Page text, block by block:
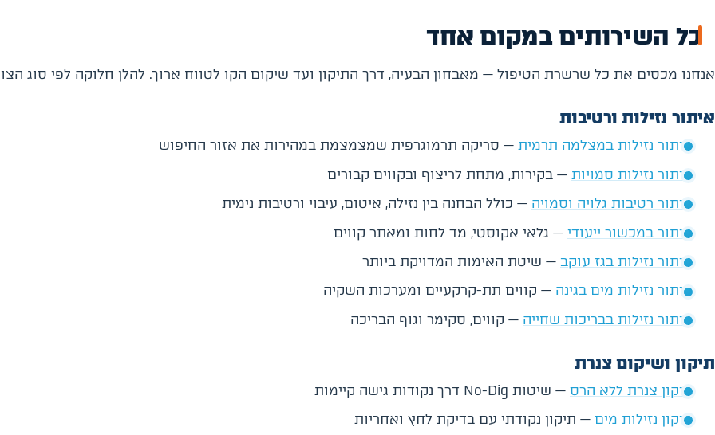
כל השירותים במקום אחד
אנחנו מכסים את כל שרשרת הטיפול — מאבחון הבעיה, דרך התיקון ועד שיקום הקו לטווח ארוך. להלן חלוקה לפי סוג
איתור נזילות ורטיבות
איתור נזילות במצלמה תרמית — סריקה תרמוגרפית שמצמצמת במהירות את אזור החיפוש
איתור נזילות סמויות — בקירות, מתחת לריצוף ובקווים קבורים
איתור רטיבות גלויה וסמויה — כולל הבחנה בין נזילה, איטום, עיבוי ורטיבות נימית
איתור במכשור ייעודי — גלאי אקוסטי, מד לחות ומאתר קווים
איתור נזילות בגז עוקב — שיטת האימות המדויקת ביותר
איתור נזילות מים בגינה — קווים תת-קרקעיים ומערכות השקיה
איתור נזילות בבריכות שחייה — קווים, סקימר וגוף הבריכה
תיקון ושיקום צנרת
תיקון צנרת ללא הרס — שיטות No-Dig דרך נקודות גישה קיימות
תיקון נזילות מים — תיקון נקודתי עם בדיקת לחץ ואחריות